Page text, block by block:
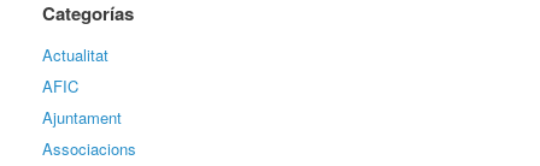
Categorías
Actualitat
AFIC
Ajuntament
Associacions